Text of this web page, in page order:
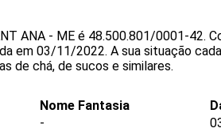
ANA - ME é 48.500.801/0001-42.
em 03/11/2022. A sua situação
de chá, de sucos e similares.
Nome Fantasia
-